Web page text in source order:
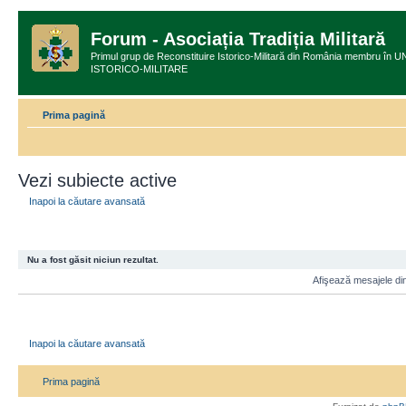
Forum - Asociația Tradiția Militară
Primul grup de Reconstituire Istorico-Militară din România membru în
ISTORICO-MILITARE
Prima pagină
Vezi subiecte active
Inapoi la căutare avansată
Nu a fost găsit niciun rezultat.
Afişează mesajele
Inapoi la căutare avansată
Prima pagină